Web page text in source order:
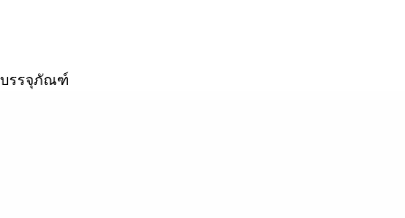
บรรจุภัณฑ์